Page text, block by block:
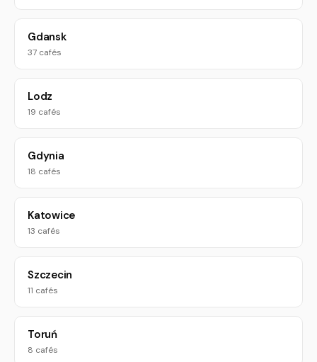
Gdansk
37 cafés
Lodz
19 cafés
Gdynia
18 cafés
Katowice
13 cafés
Szczecin
11 cafés
Toruń
8 cafés